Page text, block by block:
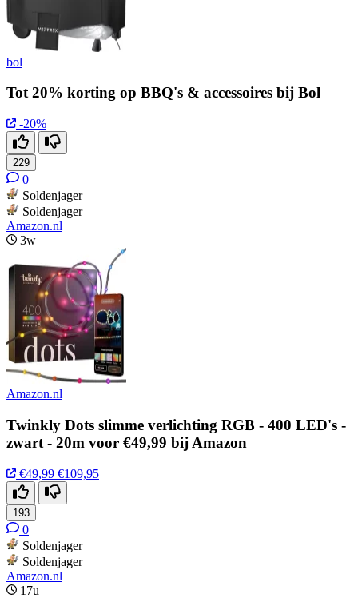
bol
Tot 20% korting op BBQ's & accessoires bij Bol
-20%
229
0
Soldenjager
Soldenjager
Amazon.nl
3w
Amazon.nl
Twinkly Dots slimme verlichting RGB - 400 LED's -
zwart - 20m voor €49,99 bij Amazon
€49,99 €109,95
193
0
Soldenjager
Soldenjager
Amazon.nl
17u